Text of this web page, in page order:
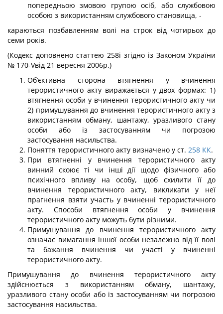
попередньою змовою групою осіб, або службовою
особою з використанням службового становища, -
караються позбавленням волі на строк від чотирьох до
семи років.
(Кодекс доповнено статтею 258і згідно із Законом України
№ 170-Vвід 21 верес­ня 2006р.)
Об’єктивна сторона втягнення у вчинення
терористичного акту виражається у двох формах: 1)
втягнення особи у вчинення терористичного акту чи
2) примушу­вання до вчинення терористичного акту з
використанням обману, шантажу, уразливо­го стану
особи або із застосуванням чи погрозою
застосування насильства.
Поняття терористичного акту визначено у ст. 258 КК.
При втягненні у вчинення терористичного акту
винний скоює ті чи інші дії щодо фізичного або
психічного впливу на особу, щоб схилити її до
вчинення теро­ристичного акту, викликати у неї
прагнення взяти участь у вчиненні терористично­го
акту. Способи втягнення особи у вчинення
терористичного акту можуть бути різними.
Примушування до вчинення терористичного акту
означає вимагання іншої осо­би незалежно від її волі
та бажання вчинення чи участі у вчиненні
терористичного акту.
Примушування до вчинення терористичного акту
здійснюється з використанням обману, шантажу,
уразливого стану особи або із застосуванням чи погрозою
застосу­вання насильства.